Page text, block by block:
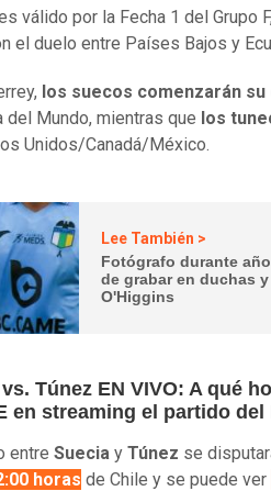
válido por la Fecha 1 del Grupo
el duelo entre Países Bajos y
los suecos comenzarán
del Mundo, mientras que los
Unidos/Canadá/México.
Lee También >
Fotógrafo durante
de grabar en duchas
O'Higgins
Túnez EN VIVO: A qué
en streaming el partido del
entre Suecia y Túnez se
horas de Chile y se puede ver